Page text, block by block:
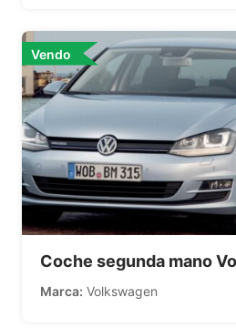
Vendo
Coche segunda mano
Marca Volkswagen